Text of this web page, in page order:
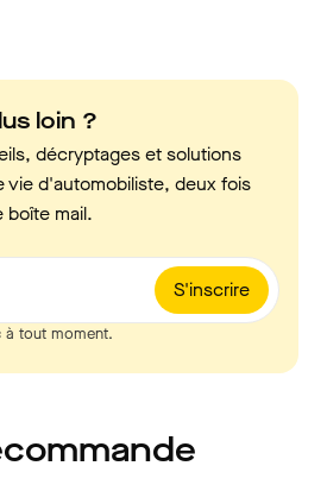
loin ?
décryptages et solutions
vie d'automobiliste, deux fois
boîte mail.
S'inscrire
à tout moment.